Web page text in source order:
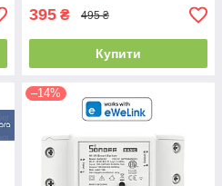
395 ₴ 495 ₴
Купити
–14%